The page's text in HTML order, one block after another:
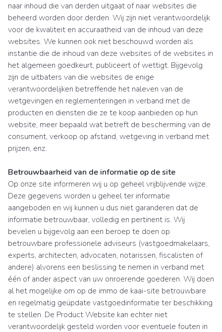
naar inhoud die van derden uitgaat of naar websites die
beheerd worden door derden. Wij zijn niet verantwoordelijk
voor de kwaliteit en accuraatheid van de inhoud van deze
websites. We kunnen ook niet beschouwd worden als
instantie die de inhoud van deze websites of de websites in
het algemeen goedkeurt, publiceert of wettigt. Bijgevolg
zijn de uitbaters van die websites de enige
verantwoordelijken betreffende het naleven van de
wetgevingen en reglementeringen in verband met de
producten en diensten die ze te koop aanbieden op hun
website, meer bepaald wat betreft de bescherming van de
consument, verkoop op afstand, wetgeving in verband met
prijzen, enz.
Betrouwbaarheid van de informatie op de site
Op onze site informeren wij u op geheel vrijblijvende wijze.
Deze gegevens worden u geheel ter informatie
aangeboden en wij kunnen u dus niet garanderen dat de
informatie betrouwbaar, volledig en pertinent is. Wij
bevelen u bijgevolg aan een beroep te doen op
betrouwbare professionele adviseurs (vastgoedmakelaars,
experts, architecten, advocaten, notarissen, fiscalisten of
andere) alvorens een beslissing te nemen in verband met
één of ander aspect van uw onroerende goederen. Wij doen
al het mogelijke om op de immo de kaai-site betrouwbare
en regelmatig geüpdate vastgoedinformatie ter beschikking
te stellen. De Product Website kan echter niet
verantwoordelijk gesteld worden voor eventuele fouten in